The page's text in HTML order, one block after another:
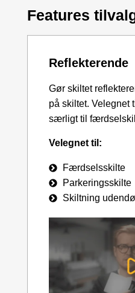
Features
Reflekterende
Gør skiltet
på skiltet. Velegnet
særligt til
Velegnet til:
Færdselsskilte
Parkeringsskilte
Skiltning